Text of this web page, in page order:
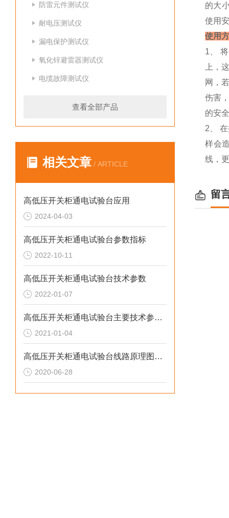
防雷元件测试仪
耐电压测试仪
漏电保护测试仪
氧化锌避雷器测试仪
电缆故障测试仪
查看全部产品
相关文章 / ARTICLE
高低压开关柜通电试验台应用
2024-04-03
高低压开关柜通电试验台参数指标
2022-10-11
高低压开关柜通电试验台技术参数
2022-01-07
高低压开关柜通电试验台主要技术参数有哪些
2021-01-04
高低压开关柜通电试验台线路原理图是什么样的
2020-06-28
的大
使用
使用
1、
上，
网，
伤害
的安
2、
样会
线，
留